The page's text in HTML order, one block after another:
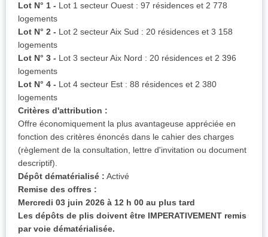
Lot N° 1 - Lot 1 secteur Ouest : 97 résidences et 2 778
logements
Lot N° 2 - Lot 2 secteur Aix Sud : 20 résidences et 3 158
logements
Lot N° 3 - Lot 3 secteur Aix Nord : 20 résidences et 2 396
logements
Lot N° 4 - Lot 4 secteur Est : 88 résidences et 2 380
logements
Critères d'attribution :
Offre économiquement la plus avantageuse appréciée en
fonction des critères énoncés dans le cahier des charges
(règlement de la consultation, lettre d'invitation ou document
descriptif).
Dépôt dématérialisé : Activé
Remise des offres :
Mercredi 03 juin 2026 à 12 h 00 au plus tard
Les dépôts de plis doivent être IMPERATIVEMENT remis
par voie dématérialisée.